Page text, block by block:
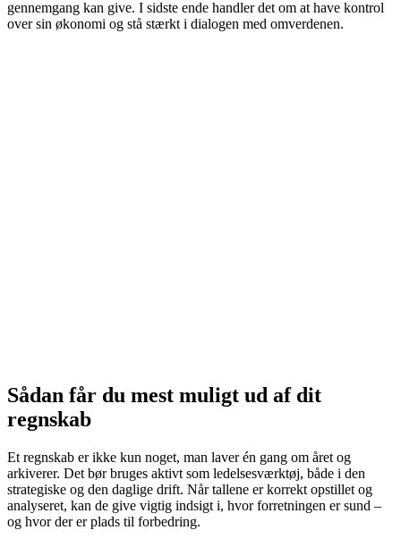
gennemgang kan give. I sidste ende handler det om at have kontrol
over sin økonomi og stå stærkt i dialogen med omverdenen.
Sådan får du mest muligt ud af dit
regnskab
Et regnskab er ikke kun noget, man laver én gang om året og
arkiverer. Det bør bruges aktivt som ledelsesværktøj, både i den
strategiske og den daglige drift. Når tallene er korrekt opstillet og
analyseret, kan de give vigtig indsigt i, hvor forretningen er sund –
og hvor der er plads til forbedring.